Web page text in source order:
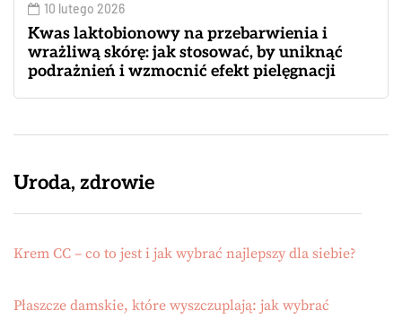
10 lutego 2026
Kwas laktobionowy na przebarwienia i
wrażliwą skórę: jak stosować, by uniknąć
podrażnień i wzmocnić efekt pielęgnacji
Uroda, zdrowie
Krem CC – co to jest i jak wybrać najlepszy dla siebie?
Płaszcze damskie, które wyszczuplają: jak wybrać